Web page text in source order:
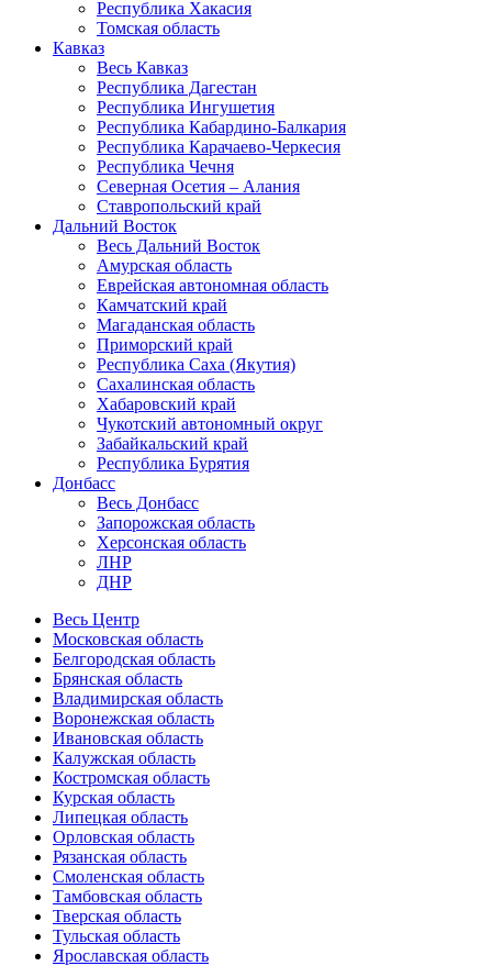
Республика Хакасия
Томская область
Кавказ
Весь Кавказ
Республика Дагестан
Республика Ингушетия
Республика Кабардино-Балкария
Республика Карачаево-Черкесия
Республика Чечня
Северная Осетия – Алания
Ставропольский край
Дальний Восток
Весь Дальний Восток
Амурская область
Еврейская автономная область
Камчатский край
Магаданская область
Приморский край
Республика Саха (Якутия)
Сахалинская область
Хабаровский край
Чукотский автономный округ
Забайкальский край
Республика Бурятия
Донбасс
Весь Донбасс
Запорожская область
Херсонская область
ЛНР
ДНР
Весь Центр
Московская область
Белгородская область
Брянская область
Владимирская область
Воронежская область
Ивановская область
Калужская область
Костромская область
Курская область
Липецкая область
Орловская область
Рязанская область
Смоленская область
Тамбовская область
Тверская область
Тульская область
Ярославская область